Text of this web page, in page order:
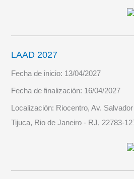
LAAD 2027
Fecha de inicio: 13/04/2027
Fecha de finalización: 16/04/2027
Localización: Riocentro, Av.
Tijuca, Rio de Janeiro - RJ, 22783-